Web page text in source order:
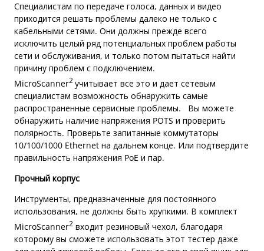
Специалистам по передаче голоса, данных и видео
приходится решать проблемы далеко не только с
кабельными сетями. Они должны прежде всего
исключить целый ряд потенциальных проблем работы
сети и обслуживания, и только потом пытаться найти
причину проблем с подключением.
MicroScanner2 учитывает все это и дает сетевым
специалистам возможность обнаружить самые
распространенные сервисные проблемы. Вы можете
обнаружить наличие напряжения POTS и проверить
полярность. Проверьте запитанные коммутаторы
10/100/1000 Ethernet на дальнем конце. Или подтвердите
правильность напряжения PoE и пар.
Прочный корпус
Инструменты, предназначенные для постоянного
использования, не должны быть хрупкими. В комплект
MicroScanner2 входит резиновый чехол, благодаря
которому вы сможете использовать этот тестер даже